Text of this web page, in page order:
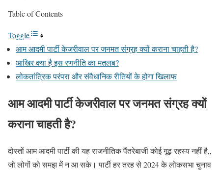
Table of Contents
Toggle
आम आदमी पार्टी केजरीवाल पर जनमत संग्रह क्यों कराना चाहती है?
आखिर क्या है इस रणनीति का मतलब?
लोकतांत्रिक परंपरा और संवैधानिक रीतियों के होगा खिलाफ
आम आदमी पार्टी केजरीवाल पर जनमत संग्रह क्यों
कराना चाहती है?
दोस्तों आम आदमी पार्टी की यह राजनीतिक पैंतरेबाजी कोई गूढ़ रहस्य नहीं है,,
जो लोगों को समझ में न आ सके। पार्टी हर तरह से 2024 के लोकसभा चुनाव